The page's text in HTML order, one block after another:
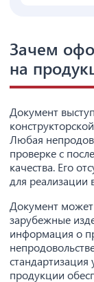
Зачем
на
Документ
Любая
проверке с
качества. Его
для реализации
Документ
зарубежные
информация о
продукции